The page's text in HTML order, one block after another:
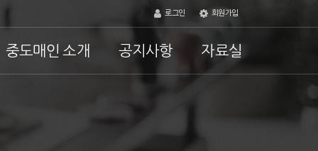
로그인 회원가입
중도매인 소개 공지사항 자료실